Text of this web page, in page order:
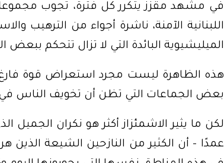
في مشهد مقزز يتكرر كل فترة، تجوب
اللبنانية الآمنة، ناشرة أجواء من الترهيب
الميليشيوية البائدة التي لا تزال تتحكم
هذه الظاهرة ليست مجرد استعراض قوة
بعض الجماعات التي تظن أن تخويف الناس
لكن ما يثير الاشمئزاز أكثر هو نكران
عمدًا – أن الكثير من النازحين الشيعة الذين